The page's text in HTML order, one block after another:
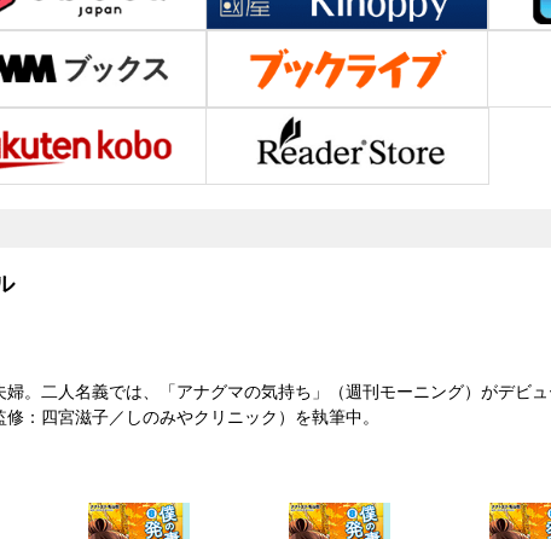
。二人名義では、「アナグマの気持ち」（週刊モーニング）がデビ
：四宮滋子／しのみやクリニック）を執筆中。